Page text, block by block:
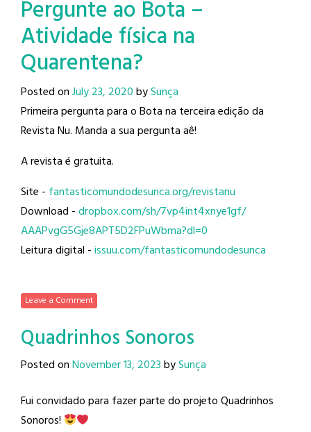
Pergunte ao Bota –
Atividade física na
Quarentena?
Posted onJuly 23, 2020bySunça
Primeira pergunta para o Bota na terceira edição da
Revista Nu. Manda a sua pergunta aê!
A revista é gratuita.
Site - fantasticomundodesunca.org/revistanu
Download -dropbox.com/sh/7vp4int4xnye1gf/
AAAPvgG5Gje8APT5D2FPuWbma?dl=0
Leitura digital -issuu.com/fantasticomundodesunca
Leave a Comment
Quadrinhos Sonoros
Posted onNovember 13, 2023bySunça
Fui convidado para fazer parte do projeto Quadrinhos
Sonoros!